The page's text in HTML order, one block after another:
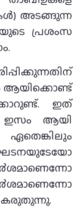
അടങ്ങുന്ന
ഇത്
ഇസം ആയി
കരുതുന്നു.